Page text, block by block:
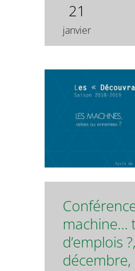
21
janvier
machine…
d’emplois